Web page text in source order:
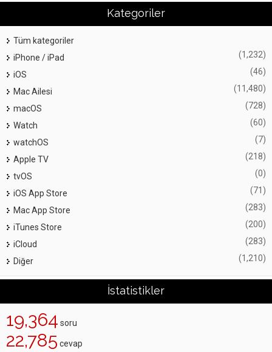
Kategoriler
Tüm kategoriler
iPhone / iPad
(1,232)
iOS (46)
Mac Ailesi (11,480)
macOS (728)
Watch (60)
watchOS (7)
Apple TV (218)
tvOS (0)
iOS App Store (71)
Mac App Store (283)
iTunes Store (200)
iCloud (283)
Diğer (1,210)
İstatistikler
19,364 soru
22,785 cevap